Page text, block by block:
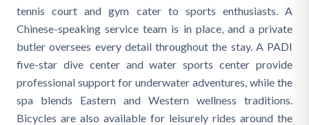
tennis court and gym cater to sports enthusiasts. A
Chinese-speaking service team is in place, and a private
butler oversees every detail throughout the stay. A PADI
five-star dive center and water sports center provide
professional support for underwater adventures, while the
spa blends Eastern and Western wellness traditions.
Bicycles are also available for leisurely rides around the